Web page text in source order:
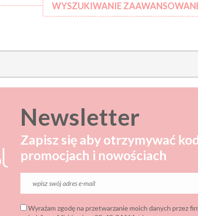
WYSZUKIWANIE
Wzór: Marka:
Newsletter
Zapisz się aby otrzymywać
promocjach i nowościach
Wyrażam zgodę na przetwarzanie moich danych przez